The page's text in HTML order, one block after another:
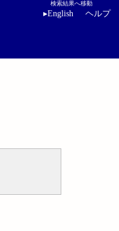
検索結果へ移動
▸English ヘルプ